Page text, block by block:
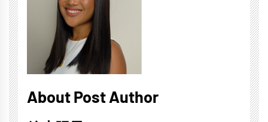
About Post Author